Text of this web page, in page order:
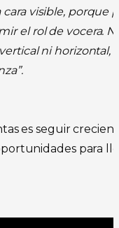
visible, porque
el rol de vocera.
ni horizontal,
es seguir
para